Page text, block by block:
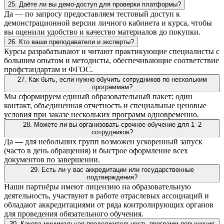
25. Даёте ли вы демо-доступ для проверки платформы?
Да — по запросу предоставляем тестовый доступ к
демонстрационной версии личного кабинета и курса, чтобы
вы оценили удобство и качество материалов до покупки.
26. Кто ваши преподаватели и эксперты?
Курсы разрабатывают и читают практикующие специалисты с
большим опытом и методисты, обеспечивающие соответствие
профстандартам и ФГОС.
27. Как быть, если нужно обучить сотрудников по нескольким
программам?
Мы сформируем единый образовательный пакет: один
контакт, объединенная отчетность и специальные ценовые
условия при заказе нескольких программ одновременно.
28. Можете ли вы организовать срочное обучение для 1–2
сотрудников?
Да — для небольших групп возможен ускоренный запуск
(часто в день обращения) и быстрое оформление всех
документов по завершении.
29. Есть ли у вас аккредитации или государственные
подтверждения?
Наши партнёры имеют лицензию на образовательную
деятельность, участвуют в работе отраслевых ассоциаций и
обладают аккредитациями от ряда контролирующих органов
для проведения обязательного обучения.